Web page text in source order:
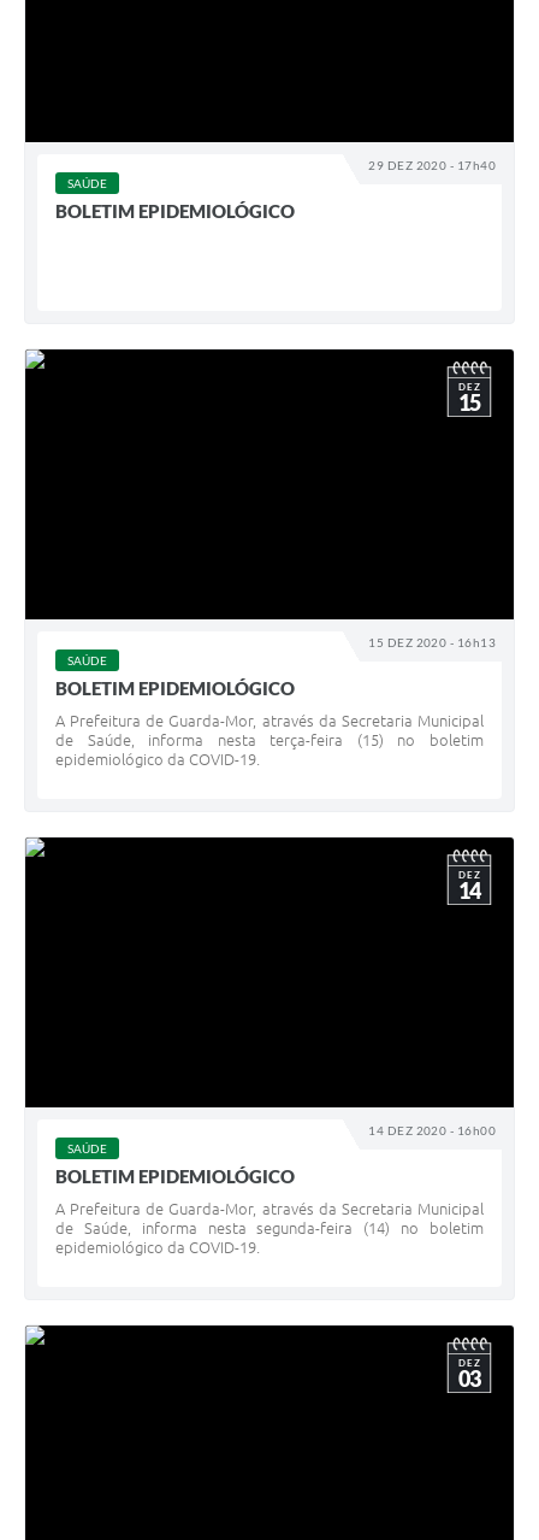
29 DEZ 2020 - 17h40
SAÚDE
BOLETIM EPIDEMIOLÓGICO
15 DEZ 2020 - 16h13
DEZ
15
SAÚDE
BOLETIM EPIDEMIOLÓGICO
A Prefeitura de Guarda-Mor, através da Secretaria Municipal
de Saúde, informa nesta terça-feira (15) no boletim
epidemiológico da COVID-19.
14 DEZ 2020 - 16h00
DEZ
14
SAÚDE
BOLETIM EPIDEMIOLÓGICO
A Prefeitura de Guarda-Mor, através da Secretaria Municipal
de Saúde, informa nesta segunda-feira (14) no boletim
epidemiológico da COVID-19.
DEZ
03